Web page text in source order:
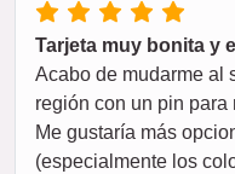
Tarjeta muy bonita y
Acabo de mudarme al
región con un pin para
Me gustaría más
(especialmente los